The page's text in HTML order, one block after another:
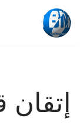
تخطي